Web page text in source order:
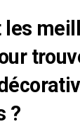
les
?